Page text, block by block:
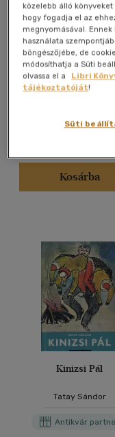
Kinizsi Pál
Tatay Sándor
Antikvár partner
Árinformációk
Kosárba
Kinizsi Pál
Tatay Sándor
Antikvár
közelebb álló
hogy fogadja el az
megnyomásával.
használata
böngészőjébe, de
módosíthatja a Süti
olvassa el a
Libri
tájékoztatóját!
Süti